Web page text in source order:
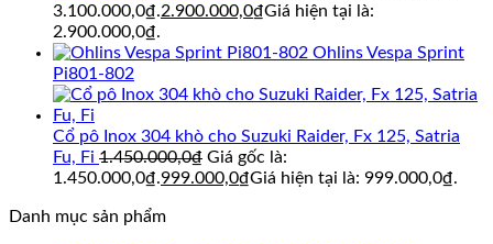
3.100.000,0₫.2.900.000,0₫Giá hiện tại là:
2.900.000,0₫.
Ohlins Vespa Sprint
Pi801-802
Cổ pô Inox 304 khò cho Suzuki Raider, Fx 125, Satria
Fu, Fi 1.450.000,0₫ Giá gốc là:
1.450.000,0₫.999.000,0₫Giá hiện tại là: 999.000,0₫.
Danh mục sản phẩm